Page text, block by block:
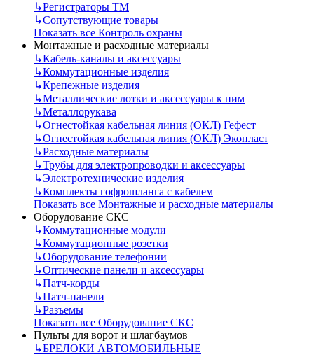
↳Регистраторы ТМ
↳Сопутствующие товары
Показать все Контроль охраны
Монтажные и расходные материалы
↳Кабель-каналы и аксессуары
↳Коммутационные изделия
↳Крепежные изделия
↳Металлические лотки и аксессуары к ним
↳Металлорукава
↳Огнестойкая кабельная линия (ОКЛ) Гефест
↳Огнестойкая кабельная линия (ОКЛ) Экопласт
↳Расходные материалы
↳Трубы для электропроводки и аксессуары
↳Электротехнические изделия
↳Комплекты гофрошланга с кабелем
Показать все Монтажные и расходные материалы
Оборудование СКС
↳Коммутационные модули
↳Коммутационные розетки
↳Оборудование телефонии
↳Оптические панели и аксессуары
↳Патч-корды
↳Патч-панели
↳Разъемы
Показать все Оборудование СКС
Пульты для ворот и шлагбаумов
↳БРЕЛОКИ АВТОМОБИЛЬНЫЕ